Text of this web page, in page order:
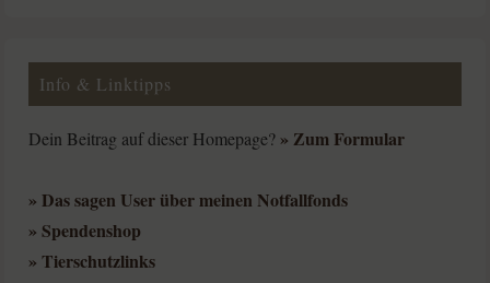
Info & Linktipps
Dein Beitrag auf dieser Homepage?» Zum Formular
» Das sagen User über meinen Notfallfonds
» Spendenshop
» Tierschutzlinks